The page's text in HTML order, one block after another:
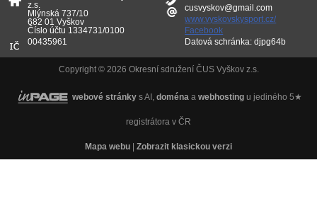
z.s.
Mlýnská 737/10
682 01 Vyškov
Číslo účtu 1334731/0100
00435961
cusvyskov@gmail.com
www.vyskovskysport.cz/
Facebook
Datová schránka: djpg64b
Copyright © 2026 Okresní sdružení ČUS Vyškov z.s.
webové stránky s AI, doména a webhosting u jediného 5★
registrátora v ČR
Mapa webu Zobrazit klasickou verzi